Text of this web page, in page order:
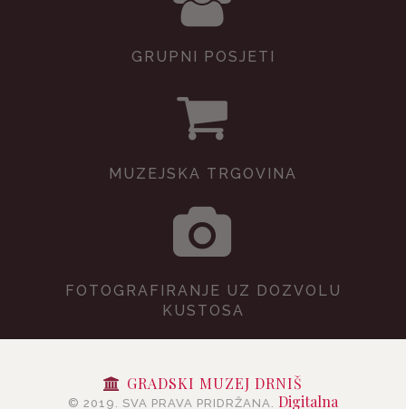
GRUPNI POSJETI
MUZEJSKA TRGOVINA
FOTOGRAFIRANJE UZ DOZVOLU
KUSTOSA
GRADSKI MUZEJ DRNIŠ
© 2019. SVA PRAVA PRIDRŽANA. Digitalna